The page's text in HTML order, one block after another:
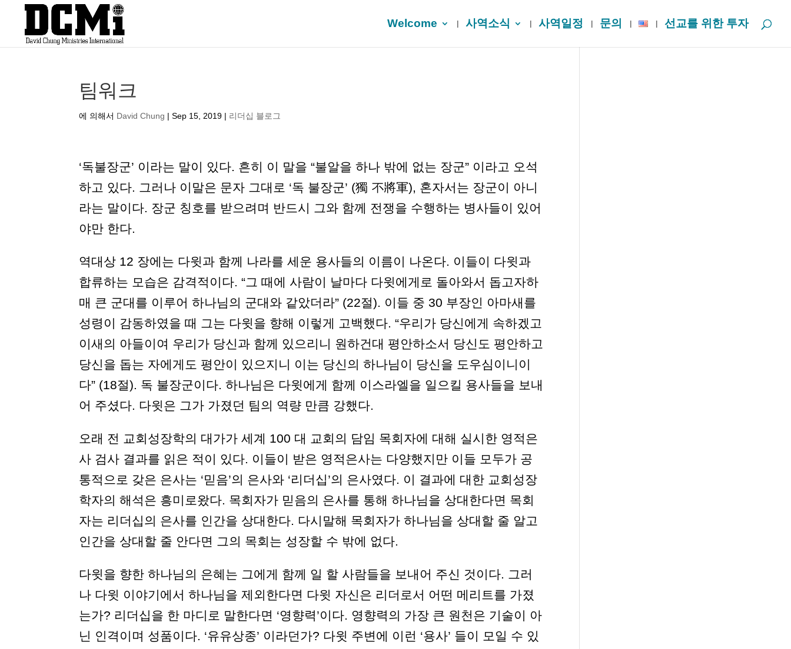
Welcome 사역소식 사역일정 문의 선교를 위한 투자
팀워크
에 의해서 David Chung |Sep 15, 2019 | 리더십 블로그
‘독불장군’ 이라는 말이 있다. 흔히 이 말을 “불알을 하나 밖에 없는 장군” 이라고 오석
하고 있다. 그러나 이말은 문자 그대로 ‘독 불장군’ (獨 不將軍), 혼자서는 장군이 아니
라는 말이다. 장군 칭호를 받으려며 반드시 그와 함께 전쟁을 수행하는 병사들이 있어
야만 한다.
역대상 12 장에는 다윗과 함께 나라를 세운 용사들의 이름이 나온다. 이들이 다윗과
합류하는 모습은 감격적이다. “그 때에 사람이 날마다 다윗에게로 돌아와서 돕고자하
매 큰 군대를 이루어 하나님의 군대와 같았더라” (22절). 이들 중 30 부장인 아마새를
성령이 감동하였을 때 그는 다윗을 향해 이렇게 고백했다. “우리가 당신에게 속하겠고
이새의 아들이여 우리가 당신과 함께 있으리니 원하건대 평안하소서 당신도 평안하고
당신을 돕는 자에게도 평안이 있으지니 이는 당신의 하나님이 당신을 도우심이니이
다” (18절). 독 불장군이다. 하나님은 다윗에게 함께 이스라엘을 일으킬 용사들을 보내
어 주셨다. 다윗은 그가 가졌던 팀의 역량 만큼 강했다.
오래 전 교회성장학의 대가가 세계 100 대 교회의 담임 목회자에 대해 실시한 영적은
사 검사 결과를 읽은 적이 있다. 이들이 받은 영적은사는 다양했지만 이들 모두가 공
통적으로 갖은 은사는 ‘믿음’의 은사와 ‘리더십’의 은사였다. 이 결과에 대한 교회성장
학자의 해석은 흥미로왔다. 목회자가 믿음의 은사를 통해 하나님을 상대한다면 목회
자는 리더십의 은사를 인간을 상대한다. 다시말해 목회자가 하나님을 상대할 줄 알고
인간을 상대할 줄 안다면 그의 목회는 성장할 수 밖에 없다.
다윗을 향한 하나님의 은혜는 그에게 함께 일 할 사람들을 보내어 주신 것이다. 그러
나 다윗 이야기에서 하나님을 제외한다면 다윗 자신은 리더로서 어떤 메리트를 가졌
는가? 리더십을 한 마디로 말한다면 ‘영향력’이다. 영향력의 가장 큰 원천은 기술이 아
닌 인격이며 성품이다. ‘유유상종’ 이라던가? 다윗 주변에 이런 ‘용사’ 들이 모일 수 있